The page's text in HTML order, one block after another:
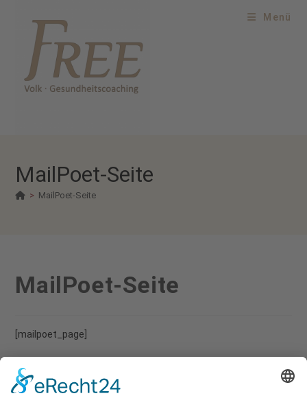
Menü
MailPoet-Seite
> MailPoet-Seite
MailPoet-Seite
[mailpoet_page]